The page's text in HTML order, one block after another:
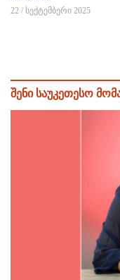
22 / სექტემბერი 2025
შენი საუკეთესო